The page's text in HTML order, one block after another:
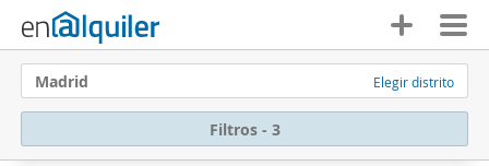
Madrid Elegir distrito
Filtros - 3